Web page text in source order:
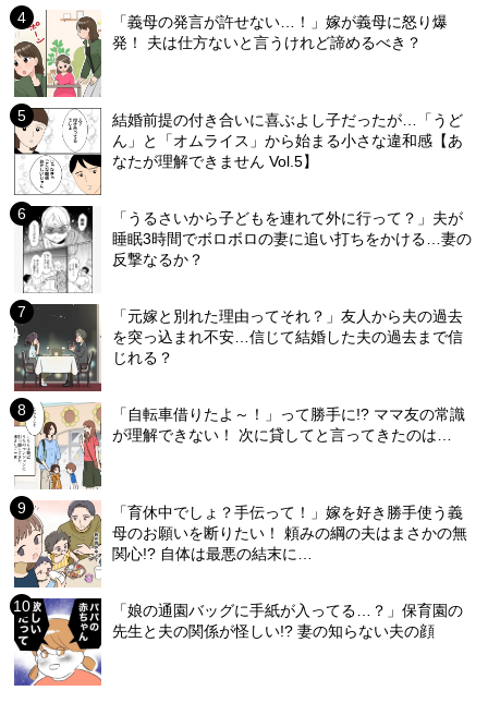
「義母の発言が許せない…！」嫁が義母に怒り爆
発！ 夫は仕方ないと言うけれど諦めるべき？
結婚前提の付き合いに喜ぶよし子だったが…「うど
ん」と「オムライス」から始まる小さな違和感【あ
なたが理解できません Vol.5】
「うるさいから子どもを連れて外に行って？」夫が
睡眠3時間でボロボロの妻に追い打ちをかける…妻の
反撃なるか？
「元嫁と別れた理由ってそれ？」友人から夫の過去
を突っ込まれ不安…信じて結婚した夫の過去まで信
じれる？
「自転車借りたよ～！」って勝手に!? ママ友の常識
が理解できない！ 次に貸してと言ってきたのは…
「育休中でしょ？手伝って！」嫁を好き勝手使う義
母のお願いを断りたい！ 頼みの綱の夫はまさかの無
関心!? 自体は最悪の結末に…
「娘の通園バッグに手紙が入ってる…？」保育園の
先生と夫の関係が怪しい!? 妻の知らない夫の顔